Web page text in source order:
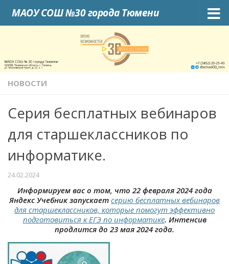
Skip to content
МАОУ СОШ №30 города Тюмени
НОВОСТИ
Серия бесплатных вебинаров
для старшеклассников по
информатике.
24.02.2024
Информируем вас о том, что 22 февраля 2024 года
Яндекс Учебник запускает серию бесплатных вебинаров
для старшеклассников, которые помогут эффективно
подготовиться к ЕГЭ по информатике. Интенсив
продлится до 23 мая 2024 года.